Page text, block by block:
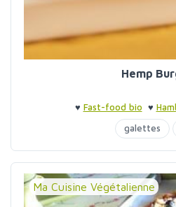
Hemp
♥ Fast-food bio ♥
galettes
Ma Cuisine Végétalienne